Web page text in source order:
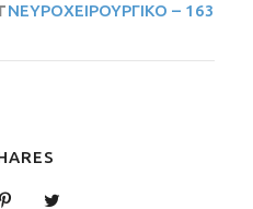
ΝΕΥΡΟΧΕΙΡΟΥΡΓΙΚΟ – 163